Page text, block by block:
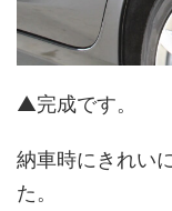
▲完成です。
納車時にきれい
た。